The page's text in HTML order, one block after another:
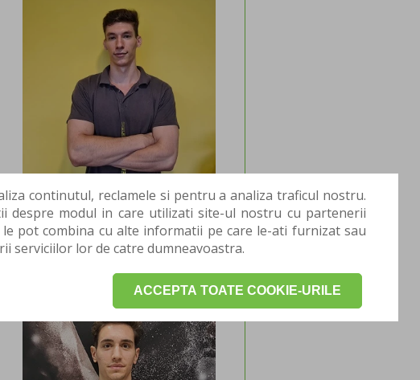
continutul, reclamele si pentru a analiza traficul nostru.
despre modul in care utilizati site-ul nostru cu partenerii
pot combina cu alte informatii pe care le-ati furnizat sau
serviciilor lor de catre dumneavoastra.
ACCEPTA TOATE COOKIE-URILE
DANILA STEFAN
Fizioterapeut